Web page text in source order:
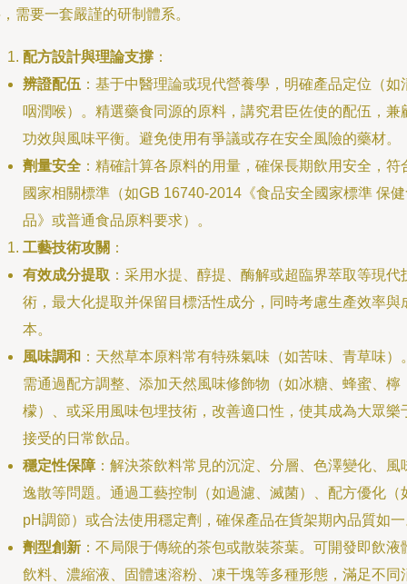
需要一套嚴謹的研制體系。
配方設計與理論支撐 ：
辨證配伍 ：基于中醫理論或現代營養學，明確產品定位（如
咽潤喉）。精選藥食同源的原料，講究君臣佐使的配伍，兼
功效與風味平衡。避免使用有爭議或存在安全風險的藥材。
劑量安全 ：精確計算各原料的用量，確保長期飲用安全，符
國家相關標準（如GB 16740-2014《食品安全國家標準 保
品》或普通食品原料要求）。
工藝技術攻關 ：
有效成分提取 ：采用水提、醇提、酶解或超臨界萃取等現代
術，最大化提取并保留目標活性成分，同時考慮生產效率與
本。
風味調和 ：天然草本原料常有特殊氣味（如苦味、青草味）
需通過配方調整、添加天然風味修飾物（如冰糖、蜂蜜、檸
檬）、或采用風味包埋技術，改善適口性，使其成為大眾樂
接受的日常飲品。
穩定性保障 ：解決茶飲料常見的沉淀、分層、色澤變化、風
逸散等問題。通過工藝控制（如過濾、滅菌）、配方優化（
pH調節）或合法使用穩定劑，確保產品在貨架期內品質如
劑型創新 ：不局限于傳統的茶包或散裝茶葉。可開發即飲液
飲料、濃縮液、固體速溶粉、凍干塊等多種形態，滿足不同